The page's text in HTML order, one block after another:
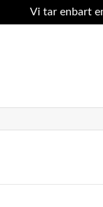
Vi tar enbart